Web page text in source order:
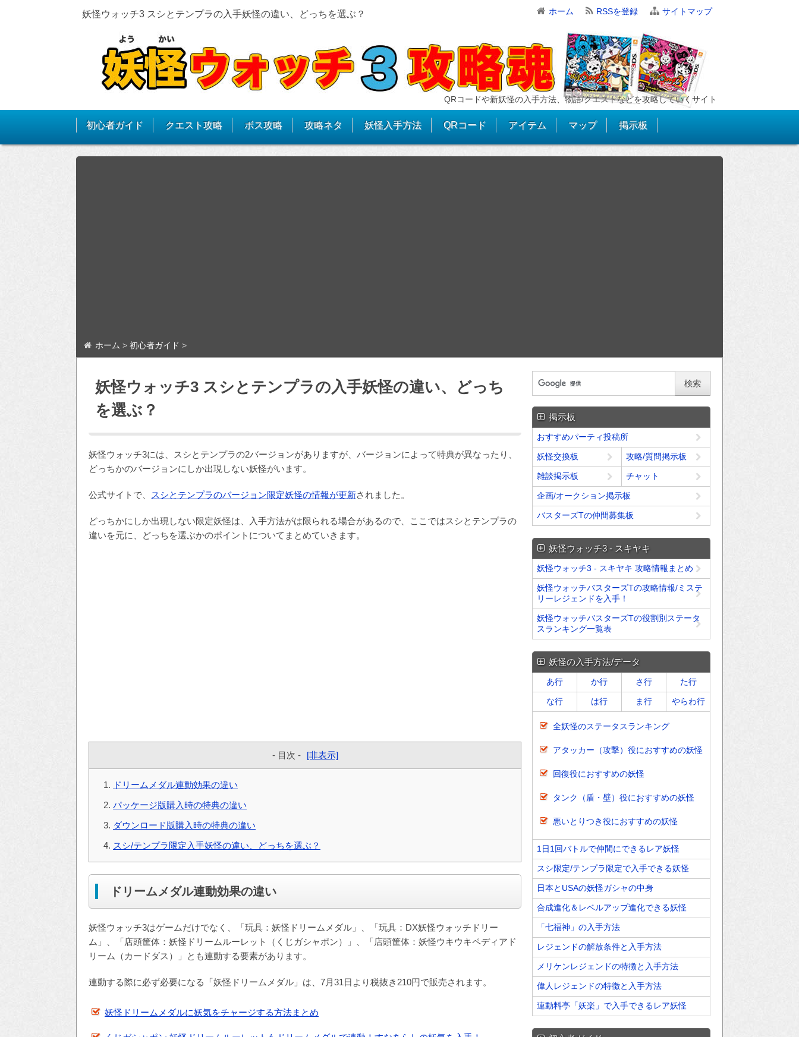
妖怪ウォッチ3 スシとテンプラの入手妖怪の違い、どっちを選ぶ？ ホーム RSSを登録 サイトマップ
QRコードや新妖怪の入手方法、物語/クエストなどを攻略していくサイト
初心者ガイド クエスト攻略 ボス攻略 攻略ネタ 妖怪入手方法 QRコード アイテム マップ 掲示板
ホーム > 初心者ガイド >
妖怪ウォッチ3 スシとテンプラの入手妖怪の違い、どっち
を選ぶ？
妖怪ウォッチ3には、スシとテンプラの2バージョンがありますが、バージョンによって特典が異なったり、
どっちかのバージョンにしか出現しない妖怪がいます。
公式サイトで、 スシとテンプラのバージョン限定妖怪の情報が更新されました。
どっちかにしか出現しない限定妖怪は、入手方法がは限られる場合があるので、ここではスシとテンプラの
違いを元に、どっちを選ぶかのポイントについてまとめていきます。
- 目次 - [非表示]
ドリームメダル連動効果の違い
パッケージ版購入時の特典の違い
ダウンロード版購入時の特典の違い
スシ/テンプラ限定入手妖怪の違い、どっちを選ぶ？
ドリームメダル連動効果の違い
妖怪ウォッチ3はゲームだけでなく、「玩具：妖怪ドリームメダル」、「玩具：DX妖怪ウォッチドリー
ム」、「店頭筐体：妖怪ドリームルーレット（くじガシャポン）」、「店頭筐体：妖怪ウキウキペディアド
リーム（カードダス）」とも連動する要素があります。
連動する際に必ず必要になる「妖怪ドリームメダル」は、7月31日より税抜き210円で販売されます。
妖怪ドリームメダルに妖気をチャージする方法まとめ
掲示板
おすすめパーティ投稿所
妖怪交換板 攻略/質問掲示板
雑談掲示板 チャット
企画/オークション掲示板
バスターズTの仲間募集板
妖怪ウォッチ3 - スキヤキ
妖怪ウォッチ3 - スキヤキ 攻略情報まとめ
妖怪ウォッチバスターズTの攻略情報/ミステ
リーレジェンドを入手！
妖怪ウォッチバスターズTの役割別ステータ
スランキング一覧表
妖怪の入手方法/データ
あ行 か行 さ行 た行
な行 は行 ま行 やらわ行
全妖怪のステータスランキング
アタッカー（攻撃）役におすすめの妖怪
回復役におすすめの妖怪
タンク（盾・壁）役におすすめの妖怪
悪いとりつき役におすすめの妖怪
1日1回バトルで仲間にできるレア妖怪
スシ限定/テンプラ限定で入手できる妖怪
日本とUSAの妖怪ガシャの中身
合成進化＆レベルアップ進化できる妖怪
「七福神」の入手方法
レジェンドの解放条件と入手方法
メリケンレジェンドの特徴と入手方法
偉人レジェンドの特徴と入手方法
連動料亭「妖楽」で入手できるレア妖怪